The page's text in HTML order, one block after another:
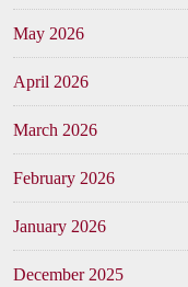
May 2026
April 2026
March 2026
February 2026
January 2026
December 2025